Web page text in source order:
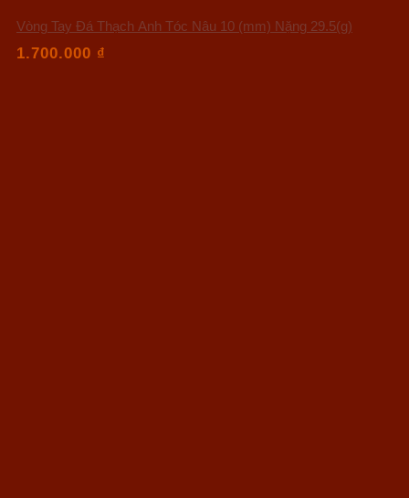
Vòng Tay Đá Thạch Anh Tóc Nâu 10 (mm) Nặng 29.5(g)
1.700.000 ₫